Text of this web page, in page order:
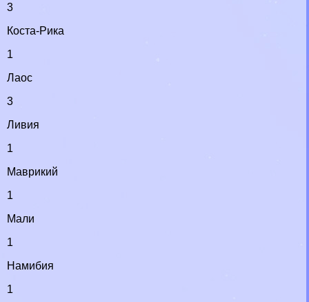
3
Коста-Рика
1
Лаос
3
Ливия
1
Маврикий
1
Мали
1
Намибия
1